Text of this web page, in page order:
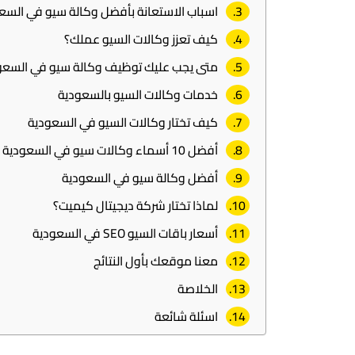
اسباب الاستعانة بأفضل وكالة سيو في
كيف تعزز وكالات السيو عملك؟
متى يجب عليك توظيف وكالة سيو في
خدمات وكالات السيو بالسعودية
كيف تختار وكالات السيو في السعودية
أفضل 10 أسماء وكالات سيو في السعودية
أفضل وكالة سيو في السعودية
لماذا تختار شركة ديجيتال كيميت؟
أسعار باقات السيو SEO في السعودية
معنا موقعك بأول النتائج
الخلاصة
اسئلة شائعة